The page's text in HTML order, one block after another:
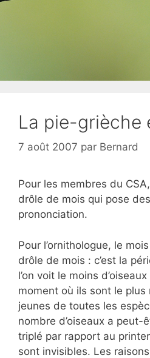
La pie-grièche
7 août 2007 par Bernard
Pour les membres du
drôle de mois qui pose
prononciation.
Pour l’ornithologue, le
drôle de mois : c’est la
l’on voit le moins
moment où ils sont le plus
jeunes de toutes les
nombre d’oiseaux a peut-
triplé par rapport au
sont invisibles. Les